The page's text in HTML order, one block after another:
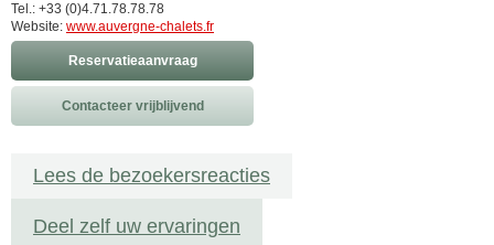
Tel.: +33 (0)4.71.78.78.78
Website: www.auvergne-chalets.fr
Reservatieaanvraag
Contacteer vrijblijvend
Lees de bezoekersreacties
Deel zelf uw ervaringen